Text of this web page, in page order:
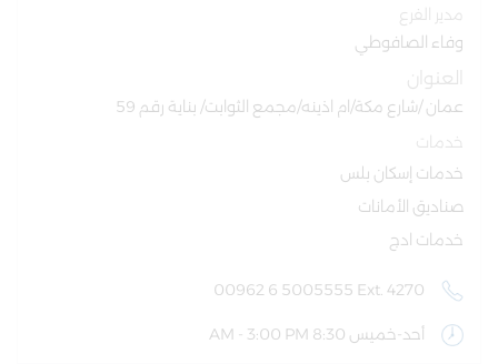
مدير الفرع
وفاء الصافوطي
العنوان
عمان /شارع مكة/ام اذينه/مجمع الثوابت/ بناية رقم 59
خدمات
خدمات إسكان بلس
صناديق الأمانات
خدمات ادج
00962 6 5005555 Ext. 4270
أحد-خميس 8:30 AM - 3:00 PM